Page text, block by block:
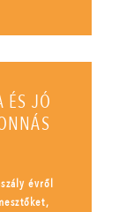
ÉS JÓ
évről